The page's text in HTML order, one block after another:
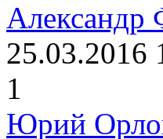
Александр
25.03.2016
1
Юрий